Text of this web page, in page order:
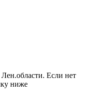
Если нет
ниже